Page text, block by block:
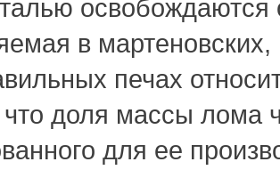
освобождаются
в
печах
что доля массы лома
для ее